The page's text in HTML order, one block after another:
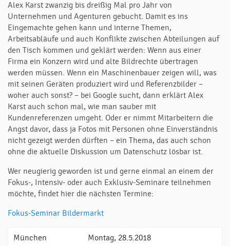
Alex Karst zwanzig bis dreißig Mal pro Jahr von
Unternehmen und Agenturen gebucht. Damit es ins
Eingemachte gehen kann und interne Themen,
Arbeitsabläufe und auch Konflikte zwischen Abteilungen auf
den Tisch kommen und geklärt werden: Wenn aus einer
Firma ein Konzern wird und alte Bildrechte übertragen
werden müssen. Wenn ein Maschinenbauer zeigen will, was
mit seinen Geräten produziert wird und Referenzbilder –
woher auch sonst? – bei Google sucht, dann erklärt Alex
Karst auch schon mal, wie man sauber mit
Kundenreferenzen umgeht. Oder er nimmt Mitarbeitern die
Angst davor, dass ja Fotos mit Personen ohne Einverständnis
nicht gezeigt werden dürften – ein Thema, das auch schon
ohne die aktuelle Diskussion um Datenschutz lösbar ist.
Wer neugierig geworden ist und gerne einmal an einem der
Fokus-, Intensiv- oder auch Exklusiv-Seminare teilnehmen
möchte, findet hier die nächsten Termine:
Fokus-Seminar Bildermarkt
München Montag, 28.5.2018